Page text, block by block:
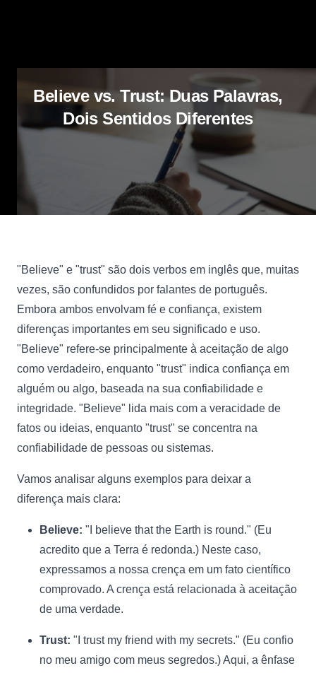
Believe vs. Trust: Duas Palavras,
Dois Sentidos Diferentes
"Believe" e "trust" são dois verbos em inglês que, muitas
vezes, são confundidos por falantes de português.
Embora ambos envolvam fé e confiança, existem
diferenças importantes em seu significado e uso.
"Believe" refere-se principalmente à aceitação de algo
como verdadeiro, enquanto "trust" indica confiança em
alguém ou algo, baseada na sua confiabilidade e
integridade. "Believe" lida mais com a veracidade de
fatos ou ideias, enquanto "trust" se concentra na
confiabilidade de pessoas ou sistemas.
Vamos analisar alguns exemplos para deixar a
diferença mais clara:
Believe: "I believe that the Earth is round." (Eu
acredito que a Terra é redonda.) Neste caso,
expressamos a nossa crença em um fato científico
comprovado. A crença está relacionada à aceitação
de uma verdade.
Trust: "I trust my friend with my secrets." (Eu confio
no meu amigo com meus segredos.) Aqui, a ênfase